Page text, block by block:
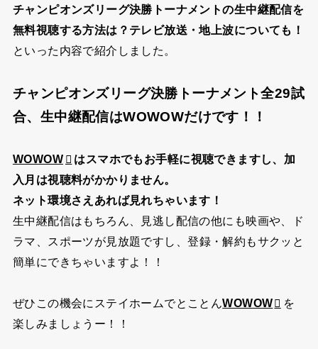
チャンピオンズリーグ決勝トーナメントの生中継配信を
無料視聴する方法は？テレビ放送・地上波についても！
といった内容で紹介しました。
チャンピオンズリーグ決勝トーナメント全29試
合、生中継配信はWOWOWだけです！！
WOWOW
はスマホでもお手軽に視聴できますし、加
入月は視聴料がかかりません。
ネット環境さえあれば見れちゃいます！
生中継配信はもちろん、見逃し配信の他にも映画や、ド
ラマ、スポーツが見放題ですし、登録・解約もサクッと
簡単 にできちゃいますよ！！
ぜひこの機会にステイホームでとことんWOWOW
を
楽しみましょうー！！